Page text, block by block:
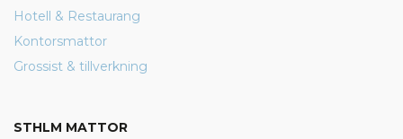
Hotell & Restaurang
Kontorsmattor
Grossist & tillverkning
STHLM MATTOR